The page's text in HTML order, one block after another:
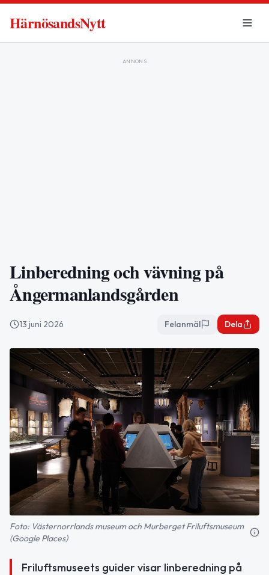
HärnösandsNytt
ANNONS
Linberedning och vävning på
Ångermanlandsgården
13 juni 2026 Felanmäl Dela
Foto: Västernorrlands museum och Murberget Friluftsmuseum
(Google Places)
Friluftsmuseets guider visar linberedning på